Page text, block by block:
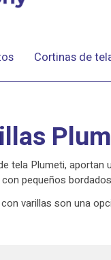
Cortinas de
tela Plumeti, aportan
pequeños
varillas son una